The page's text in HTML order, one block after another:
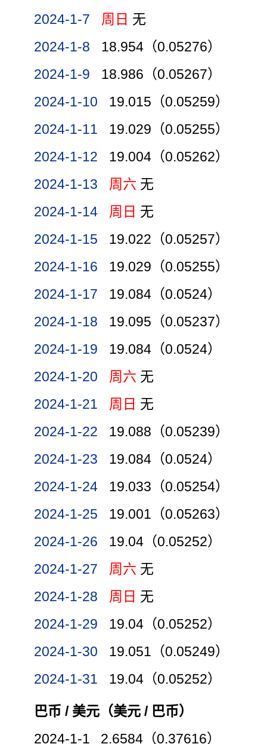
2024-1-7
周日 无
2024-1-8
18.954（0.05276）
2024-1-9
18.986（0.05267）
2024-1-10
19.015（0.05259）
2024-1-11
19.029（0.05255）
2024-1-12
19.004（0.05262）
2024-1-13
周六 无
2024-1-14
周日 无
2024-1-15
19.022（0.05257）
2024-1-16
19.029（0.05255）
2024-1-17
19.084（0.0524）
2024-1-18
19.095（0.05237）
2024-1-19
19.084（0.0524）
2024-1-20
周六 无
2024-1-21
周日 无
2024-1-22
19.088（0.05239）
2024-1-23
19.084（0.0524）
2024-1-24
19.033（0.05254）
2024-1-25
19.001（0.05263）
2024-1-26
19.04（0.05252）
2024-1-27
周六 无
2024-1-28
周日 无
2024-1-29
19.04（0.05252）
2024-1-30
19.051（0.05249）
2024-1-31
19.04（0.05252）
巴币 / 美元（美元 / 巴币）
2024-1-1 2.6584（0.37616）